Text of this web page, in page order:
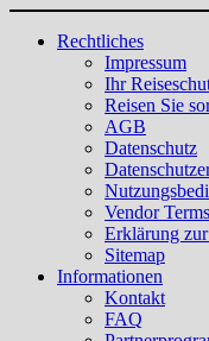
Rechtliches
Impressum
Ihr
Reisen Sie
AGB
Datenschutz
Vendor Terms
Erklärung
Sitemap
Informationen
Kontakt
FAQ